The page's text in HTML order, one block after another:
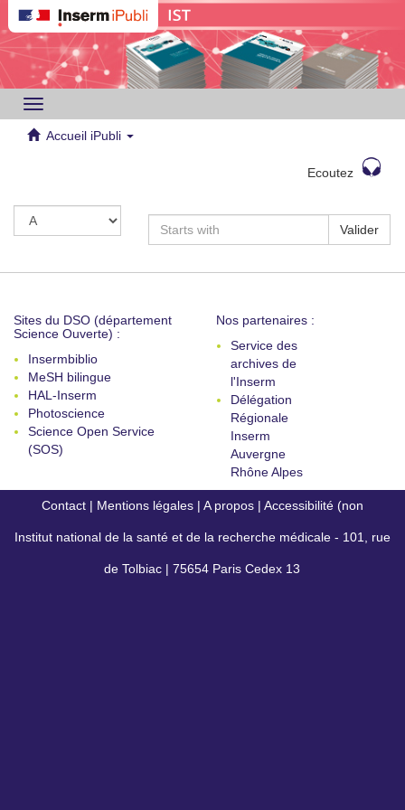
Toggle
navigation
Accueil iPubli
Ecoutez
Valider
Sites du DSO (département
Science Ouverte) :
Insermbiblio
MeSH bilingue
HAL-Inserm
Photoscience
Science Open Service
(SOS)
Nos partenaires :
Service des
archives de
l'Inserm
Délégation
Régionale
Inserm
Auvergne
Rhône Alpes
Contact | Mentions légales | A propos | Accessibilité (non
conforme)
Institut national de la santé et de la recherche médicale - 101, rue
de Tolbiac | 75654 Paris Cedex 13